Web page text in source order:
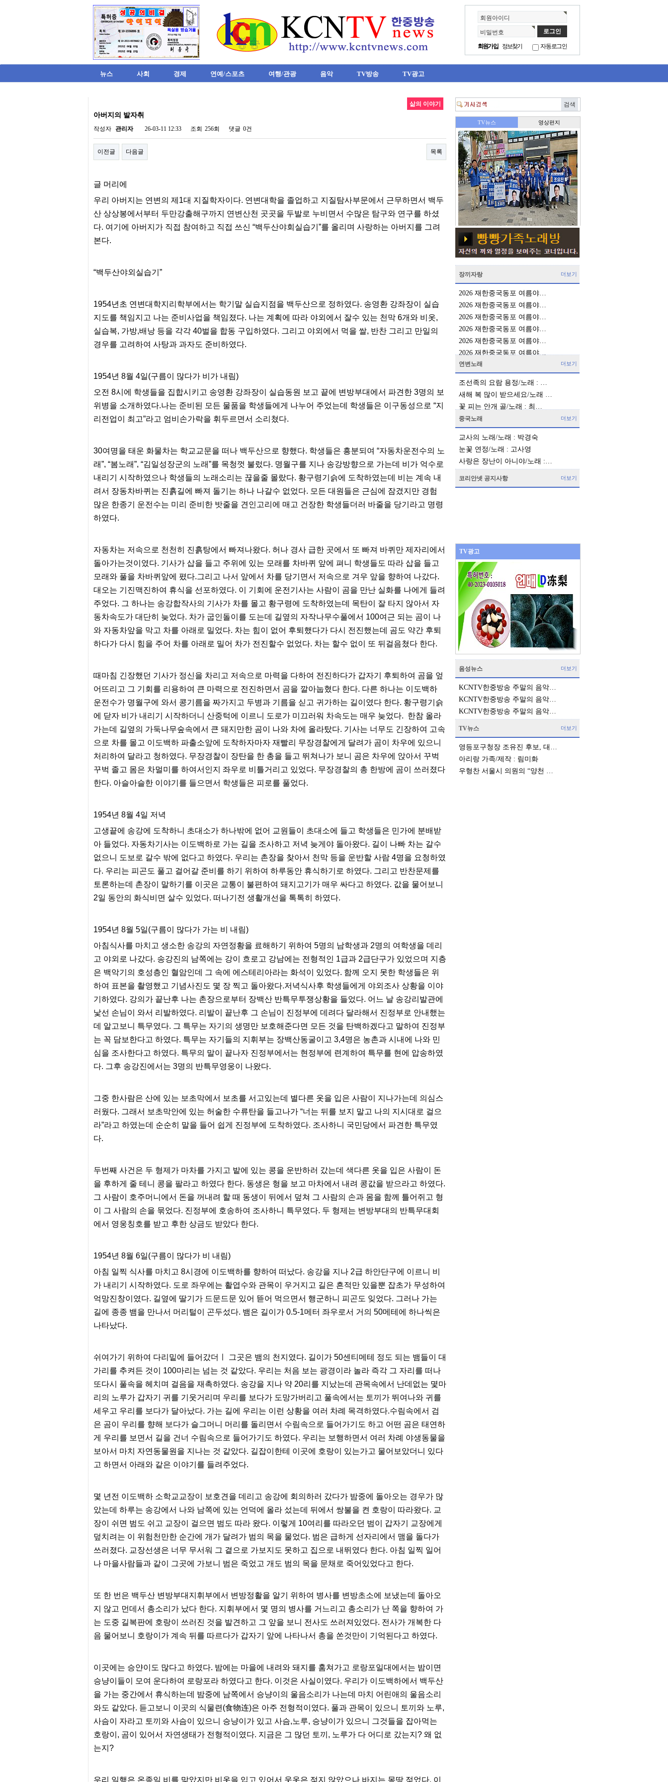
회원아이디
비밀번호
회원가입
정보찾기 자동로그인
뉴스 사회 경제 연예/스포츠 여행/관광 음악 TV방송 TV광고
탑-
시
리
스
구
프
후
기
프
진
약
심
신
렌
트
이
위
비
아
몰
웹
끼
간
료
채
팅
24
간
대
출
넷
신
통
만
남
찾
기
장
안
센
주
소
돔
클
럽
DOMCLUB
리
아
건
강
e
스
비
365
비
아
센
강
올
리
는
법
링
크
114
24
시
간
대
출
대
후
18
모
아
프
릴
지
구
입
비
아
클
럽
신
휴
사
이
트
토
끼
출
파
란
출
장
마
사
지
즐
성
무
료
만
남
미
진
약
국
하
유
삶의 이야기
아버지의 발자취
작성자 관리자 26-03-11 12:33 조회 256회 댓글 0건
이전글 다음글 목록
글 머리에
우리 아버지는 연변의 제1대 지질학자이다. 연변대학을 졸업하고 지질탐사부문에서 근무하면서 백두
산 상상봉에서부터 두만강출해구까지 연변산천 곳곳을 두발로 누비면서 수많은 탐구와 연구를 하셨
다. 여기에 아버지가 직접 참여하고 직접 쓰신 “백두산야회실습기”를 올리며 사랑하는 아버지를 그려
본다.
“백두산야외실습기”
1954년초 연변대학지리학부에서는 학기말 실습지점을 백두산으로 정하였다. 송영환 강좌장이 실습
지도를 책임지고 나는 준비사업을 책임졌다. 나는 계획에 따라 야외에서 잘수 있는 천막 6개와 비옷,
실습복, 가방,배낭 등을 각각 40벌을 합동 구입하였다. 그리고 야외에서 먹을 쌀, 반찬 그리고 만일의
경우를 고려하여 사탕과 과자도 준비하였다.
1954년 8월 4일(구름이 많다가 비가 내림)
오전 8시에 학생들을 집합시키고 송영환 강좌장이 실습동원 보고 끝에 변방부대에서 파견한 3명의 보
위병을 소개하였다.나는 준비된 모든 물품을 학생들에게 나누어 주었는데 학생들은 이구동성으로 “지
리전업이 최고”라고 엄비손가락을 휘두르면서 소리쳤다.
30여명을 태운 화물차는 학교교문을 떠나 백두산으로 향했다. 학생들은 흥분되여 “자동차운전수의 노
래”, “봄노래”, “김일성장군의 노래”를 목청껏 불렀다. 명월구를 지나 송강방향으로 가는데 비가 억수로
내리기 시작하였으나 학생들의 노래소리는 끊을줄 몰랐다. 황구령기슭에 도착하였는데 비는 계속 내
려서 장동차바퀴는 진흙길에 빠져 돌기는 하나 나갈수 없었다. 모든 대원들은 근심에 잠겼지만 경험
많은 한종기 운전수는 미리 준비한 밧줄을 견인고리에 매고 건장한 학생들더러 바줄을 당기라고 명령
하였다.
자동차는 저속으로 천천히 진흙탕에서 빠져나왔다. 허나 경사 급한 곳에서 또 빠져 바퀴만 제자리에서
돌아가는것이였다. 기사가 삽을 들고 주위에 있는 모래를 차바퀴 앞에 펴니 학생들도 따라 삽을 들고
모래와 풀을 차바퀴앞에 폈다.그리고 나서 앞에서 차를 당기면서 저속으로 겨우 앞을 향하여 나갔다.
대오는 기진맥진하여 휴식을 선포하였다. 이 기회에 운전기사는 사람이 곰을 만난 실화를 나에게 들려
주었다. 그 하나는 송강합작사의 기사가 차를 몰고 황구령에 도착하였는데 목탄이 잘 타지 않아서 자
동차속도가 대단히 늦었다. 차가 굽인돌이를 도는데 길옆의 자작나무수풀에서 100여근 되는 곰이 나
와 자동차앞을 막고 차를 아래로 밀었다. 차는 힘이 없어 후퇴했다가 다시 전진했는데 곰도 약간 후퇴
하다가 다시 힘을 주어 차를 아래로 밀어 차가 전진할수 없었다. 차는 할수 없이 또 뒤걸음쳤다 한다.
때마침 긴장했던 기사가 정신을 차리고 저속으로 마력을 다하여 전진하다가 갑자기 후퇴하여 곰을 엎
어뜨리고 그 기회를 리용하여 큰 마력으로 전진하면서 곰을 깔아눕혔다 한다. 다른 하나는 이도백하
운전수가 명월구에 와서 콩기름을 짜가지고 두병과 기름을 싣고 귀가하는 길이였다 한다. 황구령기슭
에 닫자 비가 내리기 시작하더니 산중턱에 이르니 도로가 미끄러워 차속도는 매우 늦었다. 한참 올라
가는데 길옆의 가둑나무숲속에서 큰 돼지만한 곰이 나와 차에 올라탔다. 기사는 너무도 긴장하여 고속
으로 차를 몰고 이도백하 파출소앞에 도착하자마자 재빨리 무장경찰에게 달려가 곰이 차우에 있으니
처리하여 달라고 청하였다. 무장경찰이 장탄을 한 총을 들고 뛰쳐나가 보니 곰은 차우에 앉아서 꾸벅
꾸벅 졸고 몸은 차멀미를 하여서인지 좌우로 비틀거리고 있었다. 무장경찰의 총 한방에 곰이 쓰러졌다
한다. 아슬아슬한 이야기를 들으면서 학생들은 피로를 풀었다.
1954년 8월 4일 저녁
고생끝에 송강에 도착하니 초대소가 하나밖에 없어 교원들이 초대소에 들고 학생들은 민가에 분배받
아 들었다. 자동차기사는 이도백하로 가는 길을 조사하고 저녁 늦게야 돌아왔다. 길이 나빠 차는 갈수
없으니 도보로 갈수 밖에 없다고 하였다. 우리는 촌장을 찾아서 천막 등을 운반할 사람 4명을 요청하였
다. 우리는 피곤도 풀고 걸어갈 준비를 하기 위하여 하루동안 휴식하기로 하였다. 그리고 반찬문제를
토론하는데 촌장이 말하기를 이곳은 교통이 불편하여 돼지고기가 매우 싸다고 하였다. 값을 물어보니
2일 동안의 화식비면 살수 있었다. 떠나기전 생활개선을 톡톡히 하였다.
1954년 8월 5일(구름이 많다가 가는 비 내림)
아침식사를 마치고 생소한 송강의 자연정황을 료해하기 위하여 5명의 남학생과 2명의 여학생을 데리
고 야외로 나갔다. 송강진의 남쪽에는 강이 흐로고 강남에는 전형적인 1급과 2급단구가 있었으며 지층
은 백악기의 호성층인 혈암인데 그 속에 에스테리아라는 화석이 있었다. 함께 오지 못한 학생들은 위
하여 표본을 촬영했고 기념사진도 몇 장 찍고 돌아왔다.저녁식사후 학생들에게 야외조사 상황을 이야
기하였다. 강의가 끝난후 나는 촌장으로부터 장백산 반특무투쟁상황을 들었다. 어느 날 송강리발관에
낯선 손님이 와서 리발하였다. 리발이 끝난후 그 손님이 진정부에 데려다 달라해서 진정부로 안내했는
데 알고보니 특무였다. 그 특무는 자기의 생명만 보호해준다면 모든 것을 탄백하겠다고 말하여 진정부
는 꼭 담보한다고 하였다. 특무는 자기들의 지휘부는 장백산동굴이고 3,4명은 농촌과 시내에 나와 민
심을 조사한다고 하였다. 특무의 말이 끝나자 진정부에서는 현정부에 련계하여 특무를 현에 압송하였
다. 그후 송강진에서는 3명의 반특무영웅이 나왔다.
그중 한사람은 산에 있는 보초막에서 보초를 서고있는데 별다른 옷을 입은 사람이 지나가는데 의심스
러웠다. 그래서 보초막안에 있는 허술한 수류탄을 들고나가 “너는 뒤를 보지 말고 나의 지시대로 걸으
라”라고 하였는데 순순히 말을 들어 쉽게 진정부에 도착하였다. 조사하니 국민당에서 파견한 특무였
다.
두번째 사건은 두 형제가 마차를 가지고 밭에 있는 콩을 운반하러 갔는데 색다른 옷을 입은 사람이 돈
을 후하게 줄 테니 콩을 팔라고 하였다 한다. 동생은 형을 보고 마차에서 내려 콩값을 받으라고 하였다.
그 사람이 호주머니에서 돈을 꺼내려 할 때 동생이 뒤에서 덮쳐 그 사람의 손과 몸을 함께 틀어쥐고 형
이 그 사람의 손을 묶었다. 진정부에 호송하여 조사하니 특무였다. 두 형제는 변방부대의 반특무대회
에서 영웅칭호를 받고 후한 상금도 받았다 한다.
1954년 8월 6일(구름이 많다가 비 내림)
아침 일찍 식사를 마치고 8시경에 이도백하를 향하여 떠났다. 송강을 지나 2급 하안단구에 이르니 비
가 내리기 시작하였다. 도로 좌우에는 활엽수와 관목이 우거지고 길은 흔적만 있을뿐 잡초가 무성하여
억망진창이였다. 길옆에 딸기가 드문드문 있어 뜯어 먹으면서 행군하니 피곤도 잊었다. 그러나 가는
길에 종종 뱀을 만나서 머리털이 곤두섰다. 뱀은 길이가 0.5-1메터 좌우로서 거의 50메테에 하나씩은
나타났다.
쉬여가기 위하여 다리밑에 들어갔더ㅣ 그곳은 뱀의 천지였다. 길이가 50센티메테 정도 되는 뱀들이 대
가리를 추켜든 것이 100마리는 넘는 것 같았다. 우리는 처음 보는 광경이라 놀라 즉각 그 자리를 떠나
또다시 풀속을 헤치며 걸음을 재촉하였다. 송강을 지나 약 20리를 지났는데 관목속에서 난데없는 몇마
리의 노루가 갑자기 귀를 기웃거리며 우리를 보다가 도망가버리고 풀속에서는 토끼가 뛰여나와 귀를
세우고 우리를 보다가 달아났다. 가는 길에 우리는 이런 상황을 여러 차례 목격하였다.수림속에서 검
은 곰이 우리를 향해 보다가 슬그머니 머리를 돌리면서 수림속으로 들어가기도 하고 어떤 곰은 태연하
게 우리를 보면서 길을 건너 수림속으로 들어가기도 하였다. 우리는 보행하면서 여러 차례 야생동물을
보아서 마치 자연동물원을 지나는 것 같았다. 길잡이한테 이곳에 호랑이 있는가고 물어보았더니 있다
고 하면서 아래와 같은 이야기를 들려주었다.
몇 년전 이도백하 소학교교장이 보호견을 데리고 송강에 회의하러 갔다가 밤중에 돌아오는 경우가 많
았는데 하루는 송강에서 나와 남쪽에 있는 언덕에 올라 섰는데 뒤에서 쌍불을 켠 호랑이 따라왔다. 교
장이 쉬면 범도 쉬고 교장이 걸으면 범도 따라 왔다. 이렇게 10여리를 따라오던 범이 갑자기 교장에게
덮치려는 이 위험천만한 순간에 개가 달려가 범의 목을 물었다. 범은 급하게 선자리에서 맴을 돌다가
쓰러졌다. 교장선생은 너무 무서워 그 곁으로 가보지도 못하고 집으로 내뛰였다 한다. 아침 일찍 일어
나 마을사람들과 같이 그곳에 가보니 범은 죽었고 개도 범의 목을 문채로 죽어있었다고 한다.
또 한 번은 백두산 변방부대지휘부에서 변방정활을 알기 위하여 병사를 변방초소에 보냈는데 돌아오
지 않고 먼데서 총소리가 났다 한다. 지휘부에서 몇 명의 병사를 거느리고 총소리가 난 쪽을 향하여 가
는 도중 길복판에 호랑이 쓰러진 것을 발견하고 그 앞을 보니 전사도 쓰러져있었다. 전사가 개복한 다
음 물어보니 호랑이가 계속 뒤를 따르다가 갑자기 앞에 나타나서 총을 쏜것만이 기억된다고 하였다.
이곳에는 승얀이도 많다고 하였다. 밤에는 마을에 내려와 돼지를 훔쳐가고 로랑포일대에서는 밤이면
승냥이들이 모여 운다하여 로랑포라 하였다고 한다. 이것은 사실이였다. 우리가 이도백하에서 백두산
을 가는 중간에서 휴식하는데 밤중에 남쪽에서 승냥이의 울음소리가 나는데 마치 어린애의 울음소리
와도 같았다. 듣고보니 이곳의 식물련(食物连)은 아주 전형적이였다. 풀과 관목이 있으니 토끼와 노루,
사슴이 자라고 토끼와 사슴이 있으니 승냥이가 있고 사슴,노루, 승냥이가 있으니 그것들을 잡아먹는
호랑이, 곰이 있어서 자연생태가 전형적이였다. 지금은 그 많던 토끼, 노루가 다 어디로 갔는지? 왜 없
는지?
우리 일행은 온종일 비를 맞았지만 비옷을 입고 있어서 웃옷은 젖지 않았으나 바지는 몽땅 젖었다. 이
장끼자랑
2026 재한중국동포 여름야…
2026 재한중국동포 여름야…
2026 재한중국동포 여름야…
2026 재한중국동포 여름야…
2026 재한중국동포 여름야…
2026 재한중국동포 여름야…
더보기
연변노래
조선족의 요람 용정/노래 : …
새해 복 많이 받으세요/노래 …
꽃 피는 안개 골/노래 : 최…
더보기
중국노래
교사의 노래/노래 : 박경숙
눈꽃 연정/노래 : 고사영
사랑은 장난이 아니야/노래 :…
더보기
코리안넷 공지사항 더보기
TV광고
음성뉴스
KCNTV한중방송 주말의 음악…
KCNTV한중방송 주말의 음악…
KCNTV한중방송 주말의 음악…
더보기
TV뉴스
영등포구청장 조유진 후보, 대…
아리랑 가족/제작 : 림미화
우형찬 서울시 의원의 “양천 …
더보기